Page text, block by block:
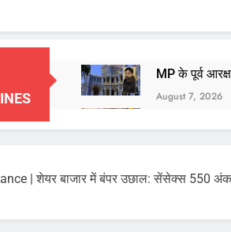
MP के पूर्व
August 7, 2026
August 7, 2026
|शेयर बाजार में बंपर उछाल: सेंसेक्स 550